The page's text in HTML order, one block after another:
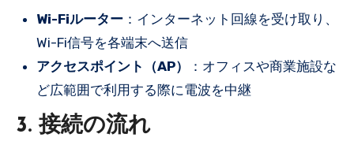
Wi-Fiルーター：インターネット回線を受け取り、
Wi-Fi信号を各端末へ送信
アクセスポイント（AP）
：オフィスや商業施設な
ど広範囲で利用する際に電波を中継
3. 接続の流れ